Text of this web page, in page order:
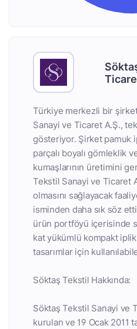
Türkiye merkezli bir
Sanayi ve Ticaret A.Ş.,
gösteriyor. Şirket pamuk
parçalı boyalı gömleklik
kumaşlarının üretimini
Tekstil Sanayi ve Ticaret
olmasını sağlayacak
isminden daha sık söz
ürün portföyü içerisinde
kat yükümlü kompakt
tasarımlar için
Söktaş Tekstil Hakkında:
Söktaş Tekstil Sanayi ve
kurulan ve 19 Ocak 2011